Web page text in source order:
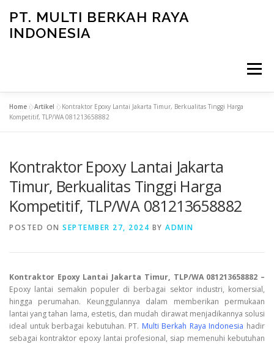
content
PT. MULTI BERKAH RAYA
INDONESIA
Menu
CONTACT
Home »Artikel »Kontraktor Epoxy Lantai Jakarta Timur, Berkualitas Tinggi Harga
Kompetitif, TLP/WA 081213658882
Kontraktor Epoxy Lantai Jakarta
Timur, Berkualitas Tinggi Harga
Kompetitif, TLP/WA 081213658882
POSTED ON SEPTEMBER 27, 2024 BY ADMIN
Kontraktor Epoxy Lantai Jakarta Timur, TLP/WA 081213658882 –
Epoxy lantai semakin populer di berbagai sektor industri, komersial,
hingga perumahan. Keunggulannya dalam memberikan permukaan
lantai yang tahan lama, estetis, dan mudah dirawat menjadikannya solusi
ideal untuk berbagai kebutuhan. PT. Multi Berkah Raya Indonesia hadir
sebagai kontraktor epoxy lantai profesional, siap memenuhi kebutuhan